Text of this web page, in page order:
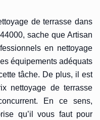
de terrasse dans
sache que Artisan
en nettoyage
équipements adéquats
tâche. De plus, il est
nettoyage de terrasse
En ce sens,
qu’il vous faut pour